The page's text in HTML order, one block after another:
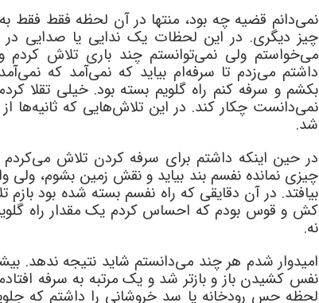
نمی‌دانم قضیه چه بود، منتها در آن لحظه فقط فقط
چیز دیگری. در این لحظات یک ندایی یا صدایی
می‌خواستم ولی نمی‌توانستم چند باری تلاش کردم
داشتم می‌زدم تا سرفه‌ام بیاید که نمی‌آمد که
بکشم و سرفه کنم راه گلویم بسته بود. خیلی تقلا
نمی‌دانست چکار کند. در این تلاش‌هایی که
شد.
در حین اینکه داشتم برای سرفه کردن تلاش
چیزی نمانده نفسم بند بیاید و نقش زمین بشوم، ولی
بیافتد. در آن دقایقی که راه نفسم بسته شده بود بازم
کش و قوس بودم که احساس کردم یک مقدار راه
نه.
امیدوار شدم هر چند می‌دانستم شاید نتیجه ندهد.
نفس کشیدن باز و بازتر شد و یک مرتبه به سرفه
لحظه حس رودخانه یا سد خروشانی را داشتم که